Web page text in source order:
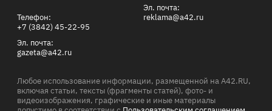
Телефон:
+7 (3842) 45-22-95
Эл. почта:
gazeta@a42.ru
Эл. почта:
reklama@a42.ru
Любое использование информации, размещенной на A42.RU,
включая статьи, тексты (фрагменты статей), фото- и
видеоизображения, графические и иные материалы